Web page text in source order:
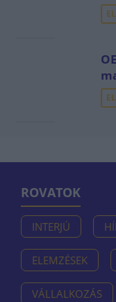
ROVATOK
INTERJÚ
ELEMZÉSEK
VÁLLALKOZÁS